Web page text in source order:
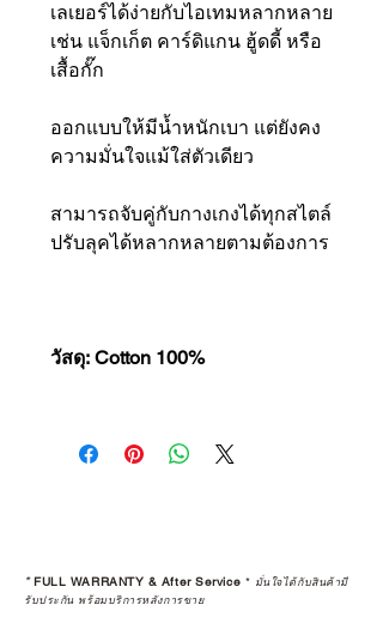
เลเยอร์ได้ง่ายกับไอเทมหลากหลาย
เช่น แจ็กเก็ต คาร์ดิแกน ฮู้ดดี้ หรือ
เสื้อกั๊ก
ออกแบบให้มีน้ำหนักเบา แต่ยังคง
ความมั่นใจแม้ใส่ตัวเดียว
สามารถจับคู่กับกางเกงได้ทุกสไตล์
ปรับลุคได้หลากหลายตามต้องการ
วัสดุ: Cotton 100%
*FULL WARRANTY & After Service * มั่นใจได้กับสินค้ามี
รับประกัน พร้อมบริการหลังการขาย